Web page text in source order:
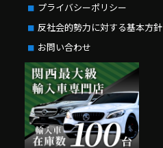
プライバシーポリシー
反社会的勢力に対する基本方針
お問い合わせ